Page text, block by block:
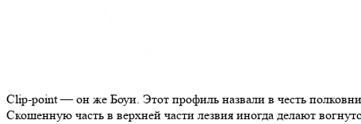
Clip-point — он же Боуи. Этот профиль назвали в честь
Скошенную часть в верхней части лезвия иногда делают